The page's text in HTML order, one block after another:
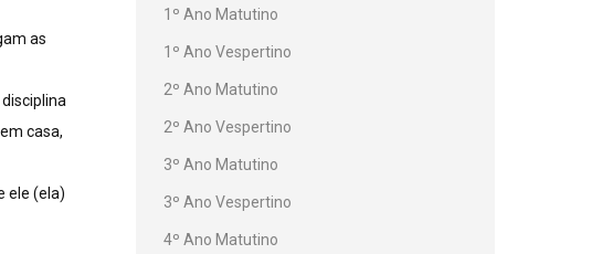
as
casa,
ele (ela)
1º Ano Matutino
1º Ano Vespertino
2º Ano Matutino
2º Ano Vespertino
3º Ano Matutino
3º Ano Vespertino
4º Ano Matutino